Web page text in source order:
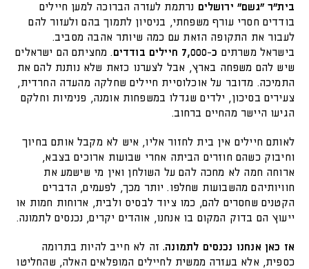
בית"ר "גשם" ירושלים נרתמת לעזרה הברוכה למען חיילים
בודדים חסרי עורף משפחתי, בניסיון לתמוך בהם ולעזור להם
לעבור את התקופה הזאת עם כמה שיותר אהבה מסביב.
בישראל משרתים כ-7,000 חיילים בודדים
. מחציתם הם ישראלים
שיש להם משפחה בארץ, אבל לצערנו כזאת שלא נותנת להם את
התמיכה. מדובר על אוכלוסיית חיילים שחלקה מהעדה החרדית,
צעירים בסיכון, ילדים שגדלו במשפחות אומנה, פנימיות וחלקם
הגיעו היישר מהחיים ברחוב.
לאותם חיילים אין בית לחזור אליו, איש לא מקבל אותם בחיוך
וחיבוק כשהם חוזרים הביתה אחרי שבועות ארוכים בצבא,
ארוחה חמה לא מחכה להם על השולחן ואין מי שישמע את
חוויותיהם מהשבועות שחלפו. יותר מכך, לפעמים, הדברים
הקטנים שחסרים להם, כמו ציוד לבסיס ולבית, ארוחות חמות או
ייעוץ הם בדוק המקום בו אנחנו, אוהדים יקרים, נכנסים לתמונה.
אז כאן אנחנו נכנסים לתמונה.זה לא חייב להיות בתרומה
כספית, אלא בעזרה ממשית לחיילים המופלאים האלה, שהחליטו